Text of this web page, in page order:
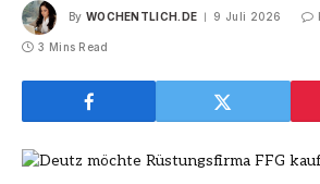
By WOCHENTLICH.DE 9 Juli 2026
3 Mins Read